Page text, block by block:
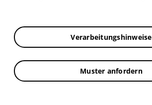
Verarbeitungshinweise
Muster anfordern